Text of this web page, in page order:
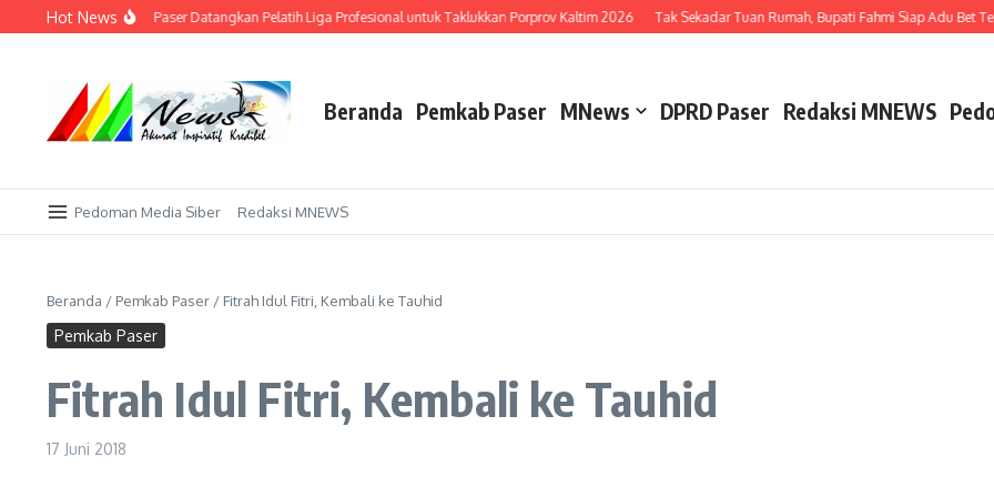
Lewati ke konten
Hot News
Kandang Sendiri! AFI Paser Datangkan Pelatih Liga Profesional untuk Taklukkan Porprov Kaltim 2026 Tak Sekadar Tuan Rumah, Bupati Fahmi Siap Adu Bet
Beranda Pemkab Paser MNews DPRD Paser Redaksi MNEWS
Pedoman Media Siber Redaksi MNEWS
Beranda / Pemkab Paser / Fitrah Idul Fitri, Kembali ke Tauhid
Pemkab Paser
Fitrah Idul Fitri, Kembali ke Tauhid
17 Juni 2018